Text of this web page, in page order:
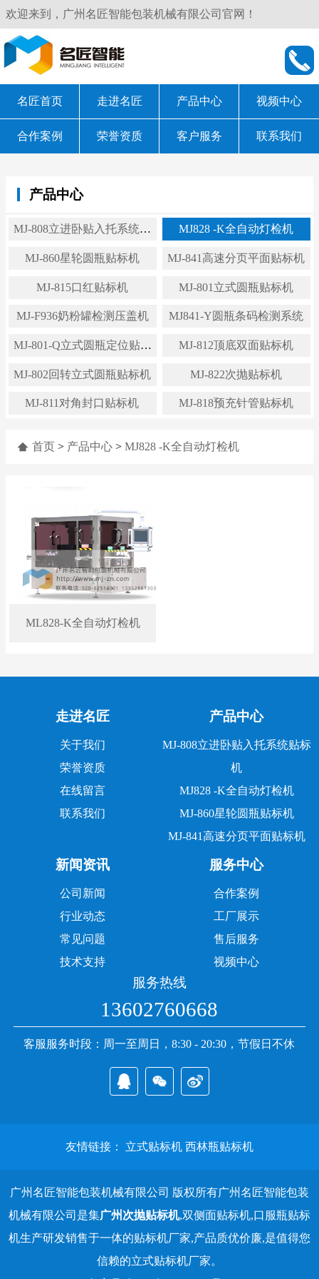
欢迎来到，广州名匠智能包装机械有限公司官网！
名匠首页 走进名匠 产品中心 视频中心
合作案例 荣誉资质 客户服务 联系我们
产品中心
MJ-808立进卧贴入托系统贴
标机
MJ828 -K全自动灯检机
MJ-860星轮圆瓶贴标机 MJ-841高速分页平面贴标机
MJ-815口红贴标机 MJ-801立式圆瓶贴标机
MJ-F936奶粉罐检测压盖机 MJ841-Y圆瓶条码检测系统
MJ-801-Q立式圆瓶定位贴标
机
MJ-812顶底双面贴标机
MJ-802回转立式圆瓶贴标机 MJ-822次抛贴标机
MJ-811对角封口贴标机 MJ-818预充针管贴标机
首页> 产品中心> MJ828 -K全自动灯检机
ML828-K全自动灯检机
走进名匠
关于我们
荣誉资质
在线留言
联系我们
产品中心
MJ-808立进卧贴入托系统贴标
机
MJ828 -K全自动灯检机
MJ-860星轮圆瓶贴标机
MJ-841高速分页平面贴标机
新闻资讯
公司新闻
行业动态
常见问题
技术支持
服务中心
合作案例
工厂展示
售后服务
视频中心
服务热线
13602760668
客服服务时段：周一至周日，8:30 - 20:30，节假日不休
友情链接： 立式贴标机 西林瓶贴标机
广州名匠智能包装机械有限公司 版权所有广州名匠智能包装
机械有限公司是集广州次抛贴标机,双侧面贴标机,口服瓶贴标
机生产研发销售于一体的贴标机厂家,产品质优价廉,是值得您
信赖的立式贴标机厂家。